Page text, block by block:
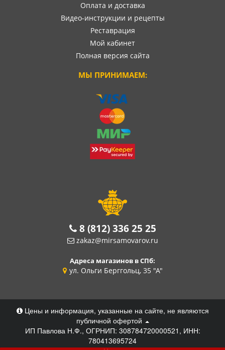
Оплата и доставка
Видео-инструкции и рецепты
Реставрация
Мой кабинет
Полная версия сайта
МЫ ПРИНИМАЕМ:
8 (812) 336 25 25
zakaz@mirsamovarov.ru
Адреса магазинов в СПб:
ул. Ольги Берггольц, 35 "А"
Цены и информация, указанные на сайте, не являются
публичной офертой
ИП Павлова Н.Ф., ОГРНИП: 308784720000521, ИНН:
780413695724